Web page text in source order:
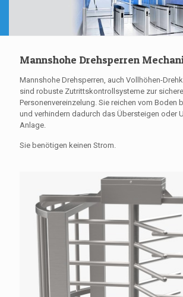
Mannshohe Drehsperren
Mannshohe Drehsperren, auch Vollhöhen-
sind robuste Zutrittskontrollsysteme zur
Personenvereinzelung. Sie reichen vom Boden
und verhindern dadurch das Übersteigen oder
Anlage.
Sie benötigen keinen Strom.